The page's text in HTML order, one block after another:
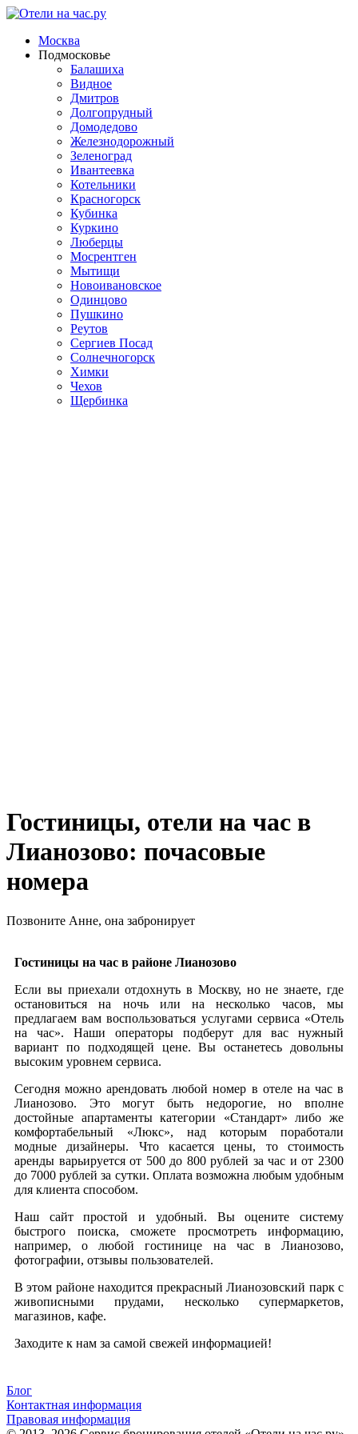
Москва
Подмосковье
Балашиха
Видное
Дмитров
Долгопрудный
Домодедово
Железнодорожный
Зеленоград
Ивантеевка
Котельники
Красногорск
Кубинка
Куркино
Люберцы
Мосрентген
Мытищи
Новоивановское
Одинцово
Пушкино
Реутов
Сергиев Посад
Солнечногорск
Химки
Чехов
Щербинка
Гостиницы, отели на час в
Лианозово: почасовые
номера
Позвоните Анне, она забронирует
Гостиницы на час в районе Лианозово
Если вы приехали отдохнуть в Москву, но не знаете, где
остановиться на ночь или на несколько часов, мы
предлагаем вам воспользоваться услугами сервиса «Отель
на час». Наши операторы подберут для вас нужный
вариант по подходящей цене. Вы останетесь довольны
высоким уровнем сервиса.
Сегодня можно арендовать любой номер в отеле на час в
Лианозово. Это могут быть недорогие, но вполне
достойные апартаменты категории «Стандарт» либо же
комфортабельный «Люкс», над которым поработали
модные дизайнеры. Что касается цены, то стоимость
аренды варьируется от 500 до 800 рублей за час и от 2300
до 7000 рублей за сутки. Оплата возможна любым удобным
для клиента способом.
Наш сайт простой и удобный. Вы оцените систему
быстрого поиска, сможете просмотреть информацию,
например, о любой гостинице на час в Лианозово,
фотографии, отзывы пользователей.
В этом районе находится прекрасный Лианозовский парк с
живописными прудами, несколько супермаркетов,
магазинов, кафе.
Заходите к нам за самой свежей информацией!
Блог
Контактная информация
Правовая информация